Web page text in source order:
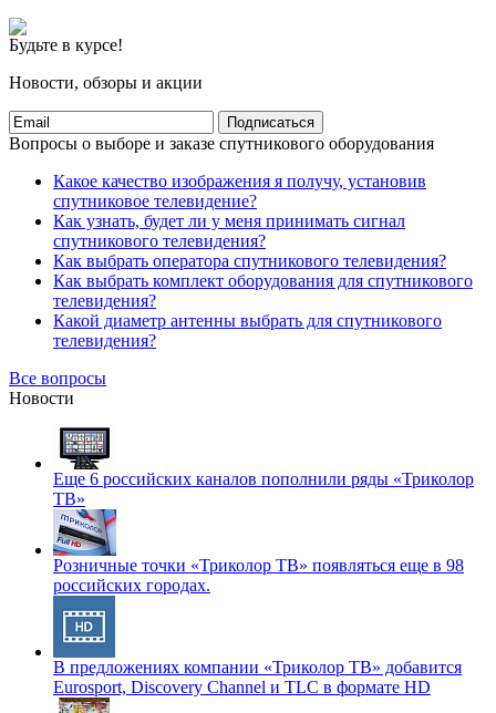
Будьте в курсе!
Новости, обзоры и акции
Подписаться
Вопросы о выборе и заказе спутникового оборудования
Какое качество изображения я получу, установив
спутниковое телевидение?
Как узнать, будет ли у меня принимать сигнал
спутникового телевидения?
Как выбрать оператора спутникового телевидения?
Как выбрать комплект оборудования для спутникового
телевидения?
Какой диаметр антенны выбрать для спутникового
телевидения?
Все вопросы
Новости
Еще 6 российских каналов пополнили ряды «Триколор
ТВ»
Розничные точки «Триколор ТВ» появляться еще в 98
российских городах.
В предложениях компании «Триколор ТВ» добавится
Eurosport, Discovery Channel и TLC в формате HD